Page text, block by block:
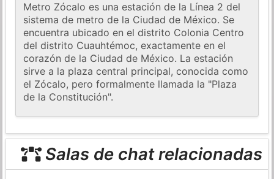
Metro Zócalo es una estación de la Línea 2 del
sistema de metro de la Ciudad de México. Se
encuentra ubicado en el distrito Colonia Centro
del distrito Cuauhtémoc, exactamente en el
corazón de la Ciudad de México. La estación
sirve a la plaza central principal, conocida como
el Zócalo, pero formalmente llamada la "Plaza
de la Constitución".
Salas de chat relacionadas